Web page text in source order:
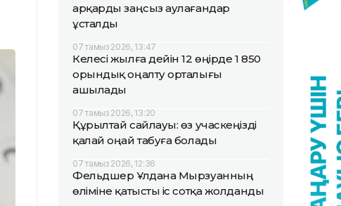
арқарды заңсыз аулағандар
ұсталды
07 тамыз 2026, 13:47
Келесі жылға дейін 12 өңірде 1 850
орындық оңалту орталығы
ашылады
07 тамыз 2026, 13:20
Құрылтай сайлауы: өз учаскеңізді
қалай оңай табуға болады
07 тамыз 2026, 12:36
Фельдшер Ұлдана Мырзуанның
өліміне қатысты іс сотқа жолданды